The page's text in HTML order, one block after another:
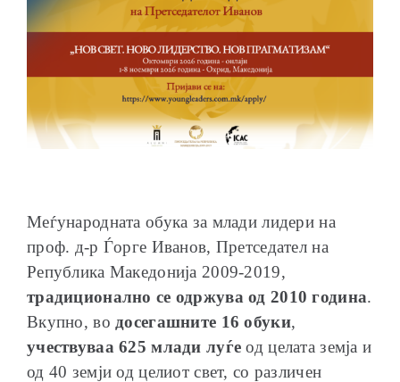
Меѓународната обука за млади лидери на
проф. д-р Ѓорге Иванов, Претседател на
Република Македонија 2009-2019,
традиционално се одржува од 2010 година.
Вкупно, во досегашните 16 обуки,
учествуваа 625 млади луѓе од целата земја и
од 40 земји од целиот свет, со различен